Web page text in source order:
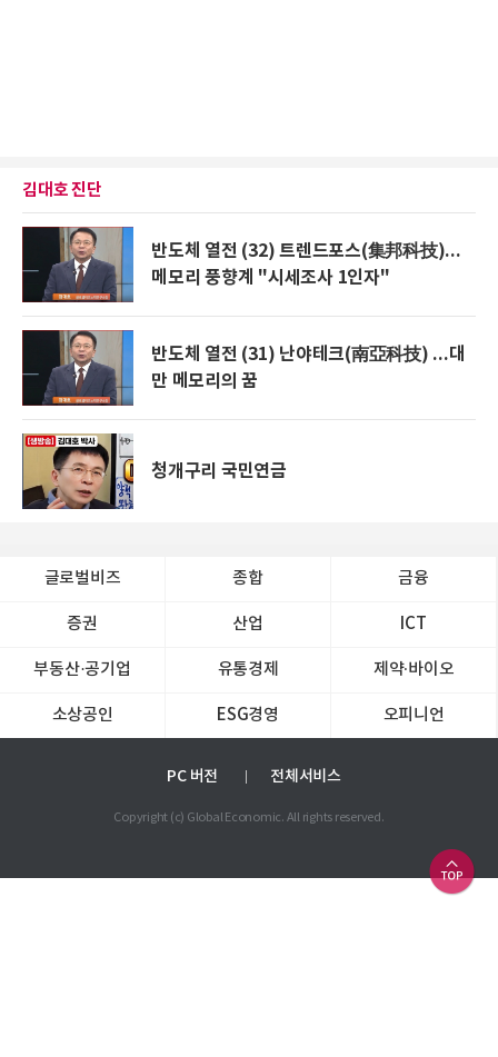
김대호 진단
반도체 열전 (32) 트렌드포스(集邦科技)...
메모리 풍향계 "시세조사 1인자"
반도체 열전 (31) 난야테크(南亞科技) ...대
만 메모리의 꿈
청개구리 국민연금
글로벌비즈 종합 금융
증권 산업 ICT
부동산·공기업 유통경제 제약∙바이오
소상공인 ESG경영 오피니언
PC 버전 전체서비스
Copyright (c) Global Economic. All rights reserved.